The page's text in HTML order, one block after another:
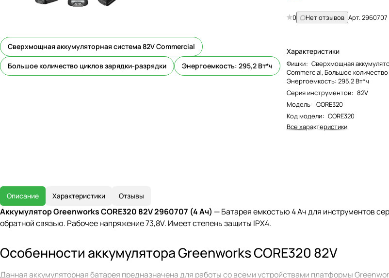
Сверхмощная аккумуляторная система 82V Commercial
Большое количество циклов зарядки-разрядки Энергоемкость: 295,2 Вт*ч
0 Нет отзывов Арт.2960707
Характеристики
Фишки: Сверхмощная
Commercial, Большое
Энергоемкость: 295,2 Вт*ч
Серия инструментов: 82V
Модель: CORE320
Код модели: CORE320
Все характеристики
Описание Характеристики Отзывы
Аккумулятор Greenworks CORE320 82V 2960707 (4 Ач) — Батарея емкостью 4 Ач для инструментов
обратной связью. Рабочее напряжение 73,8V. Имеет степень защиты IPX4.
Особенности аккумулятора Greenworks CORE320 82V
Данная аккумуляторная батарея предназначена для работы со всеми устройствами платформы